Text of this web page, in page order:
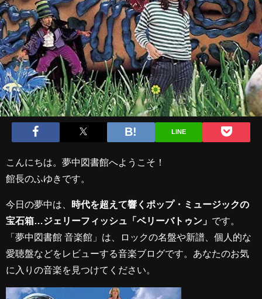
LINE
こんにちは。夢中図書館へようこそ！
館長のふゆきです。
今日の夢中は、
時代を超えて響くポップ・ミュージックの
宝石箱…ジェリーフィッシュ「ベリーバトゥン」 です。
「夢中図書館 音楽館」は、ロックの名盤や新譜、個人的な
愛聴盤などをレビューする音楽ブログです。あなたのお気
に入りの音楽を見つけてください。